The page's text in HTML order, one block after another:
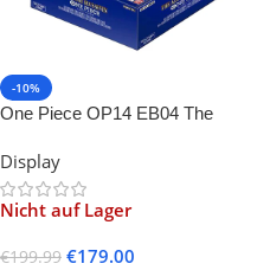
-10%
One Piece OP14 EB04 The
Display
Nicht auf Lager
€199.99 €179.00